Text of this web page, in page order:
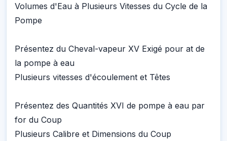
Volumes d'Eau à Plusieurs Vitesses du Cycle de la
Pompe
Présentez du Cheval-vapeur XV Exigé pour at de
la pompe à eau
Plusieurs vitesses d'écoulement et Têtes
Présentez des Quantités XVI de pompe à eau par
for du Coup
Plusieurs Calibre et Dimensions du Coup